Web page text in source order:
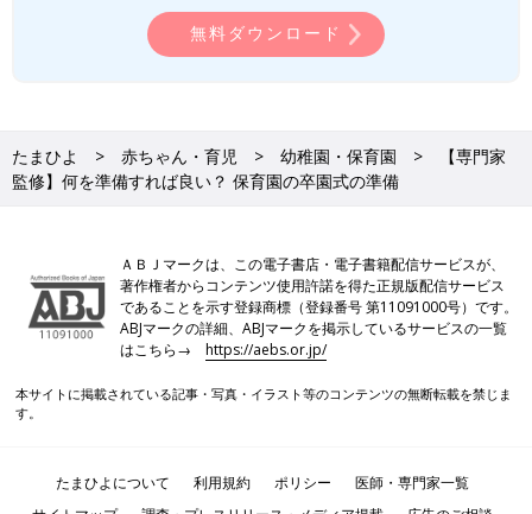
アプリ「まいにちのたまひよ」
妊娠日数・生後日数に合わせて専門家のアドバイスを毎日お届
け。同じ出産月のママ同士で情報交換したり、励ましあったりで
記録できる「成長きろく」も大人気！
無料ダウンロード
たまひよ 赤ちゃん・育児 幼稚園・保育園
【専門家
監修】何を準備すれば良い？ 保育園の卒園式の準備
ＡＢＪマークは、この電子書店・電子書籍配信サービスが、
著作権者からコンテンツ使用許諾を得た正規版配信サービス
であることを示す登録商標（登録番号 第11091000号）です。
ABJマークの詳細、ABJマークを掲示しているサービスの一覧
はこちら→https://aebs.or.jp/
本サイトに掲載されている記事・写真・イラスト等のコンテンツの無断転載を禁じま
す。
たまひよについて 利用規約 ポリシー
医師・専門家一覧